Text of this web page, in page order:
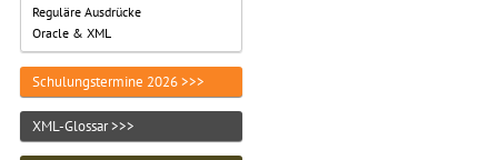
Reguläre Ausdrücke
Oracle & XML
Schulungstermine 2026 >>>
XML-Glossar >>>